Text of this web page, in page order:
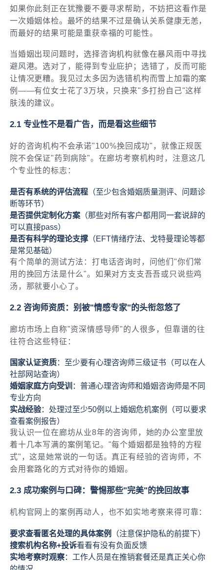
如果你此刻正在犹豫要不要寻求帮助，不妨把这看作是
一次婚姻体检。最坏的结果不过是确认关系健康无恙，
而最好的结果可能是重获幸福的可能性。
当婚姻出现问题时，选择咨询机构就像在暴风雨中寻找
避风港。选对了，能得到专业庇护；选错了，反而可能
让情况更糟。我见过太多因为选错机构而雪上加霜的案
例——有位女士花了3万块，只换来"多打扮自己"这样
肤浅的建议。
2.1 专业性不是看广告，而是看这些细节
好的咨询机构不会承诺"100%挽回成功"，就像正规医
院不会保证"药到病除"。在廊坊考察机构时，注意这几
个专业性的标志：
是否有系统的评估流程 （至少包含婚姻质量测评、问题诊
断等环节）
是否提供定制化方案 （那些对所有客户都用同一套说辞的
可以直接pass）
是否有科学的理论支撑 （EFT情绪疗法、戈特曼理论等都
是常见基础）
有个简单的测试方法：打电话咨询时，问他们"你们常
用的挽回方法是什么"。如果对方支支吾吾或只说些鸡
汤，那就要小心了。
2.2 咨询师资质：别被"情感专家"的头衔忽悠了
廊坊市场上自称"资深情感导师"的人很多，但靠谱的往
往符合这些特征：
国家认证资质：至少要有心理咨询师三级证书（可以在人
社部网站查询）
婚姻家庭方向受训 ：普通心理咨询师和婚姻咨询师是不同
专业方向
实战经验：处理过至少50例以上婚姻危机案例（可以要求
查看案例报告）
我认识一位在廊坊从业8年的咨询师，她的办公室里放
着十几本写满的案例笔记。"每个婚姻都是独特的方程
式"，这是她常说的一句话。真正有经验的咨询师，不
会用套路化的方式对待你的婚姻。
2.3 成功案例与口碑：警惕那些"完美"的挽回故事
机构官网上的案例再动人，也不如实地考察来得可靠：
要求查看匿名处理的具体案例
（注意保护隐私的前提下）
搜索机构名称+投诉看看有没有负面反馈
实地考察时观察：工作人员是在推销套餐还是真正关心你